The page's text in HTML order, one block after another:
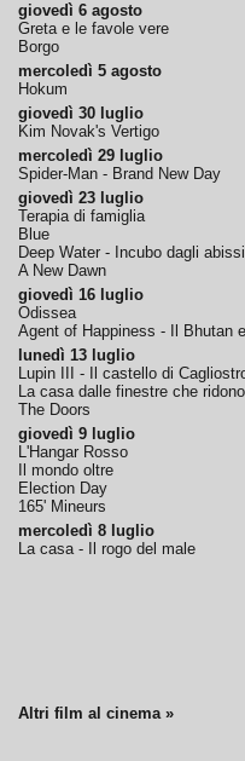
giovedì 6 agosto
Greta e le favole vere
Borgo
mercoledì 5 agosto
Hokum
giovedì 30 luglio
Kim Novak's Vertigo
mercoledì 29 luglio
Spider-Man - Brand New Day
giovedì 23 luglio
Terapia di famiglia
Blue
Deep Water - Incubo dagli abissi
A New Dawn
giovedì 16 luglio
Odissea
Agent of Happiness - Il Bhutan
lunedì 13 luglio
Lupin III - Il castello di
La casa dalle finestre che ridono
The Doors
giovedì 9 luglio
L'Hangar Rosso
Il mondo oltre
Election Day
165' Mineurs
mercoledì 8 luglio
La casa - Il rogo del male
Altri film al cinema »